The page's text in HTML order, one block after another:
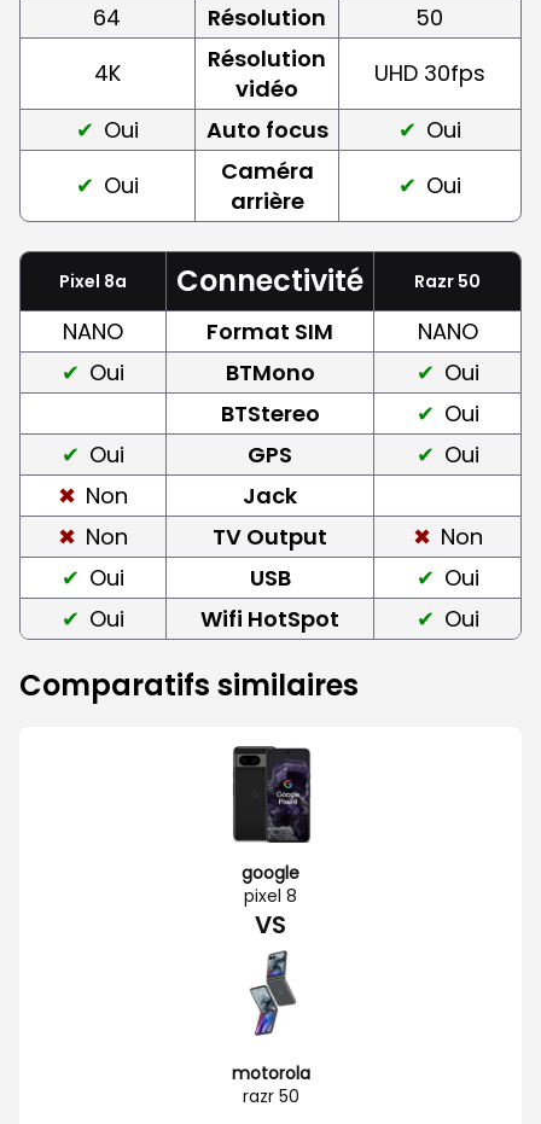
64
Résolution
50
4K
Résolution
vidéo
UHD 30fps
Oui
Auto focus
Oui
Oui
Caméra
arrière
Oui
Pixel 8a Connectivité Razr 50
NANO Format SIM
NANO
Oui
BTMono
Oui
BTStereo
Oui
Oui
GPS
Oui
Non
Jack
Non
TV Output
Non
Oui
USB
Oui
Oui
Wifi HotSpot Oui
Comparatifs similaires
google
pixel 8
VS
motorola
razr 50